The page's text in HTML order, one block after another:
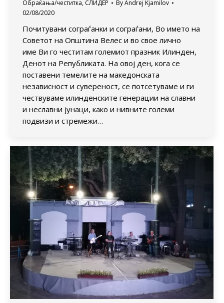
Обраќања/честитка, СЛИДЕР ByAndrej Kjamilov
02/08/2020
Почитувани сограѓанки и сограѓани, Во името на
Советот на Општина Велес и во свое лично
име Ви го честитам големиот празник Илинден,
Денот на Републиката. На овој ден, кога се
поставени темелите на македонската
независност и сувереност, се потсетуваме и ги
чествуваме илинденските генерации на славни
и неславни јунаци, како и нивните големи
подвизи и стремежи…